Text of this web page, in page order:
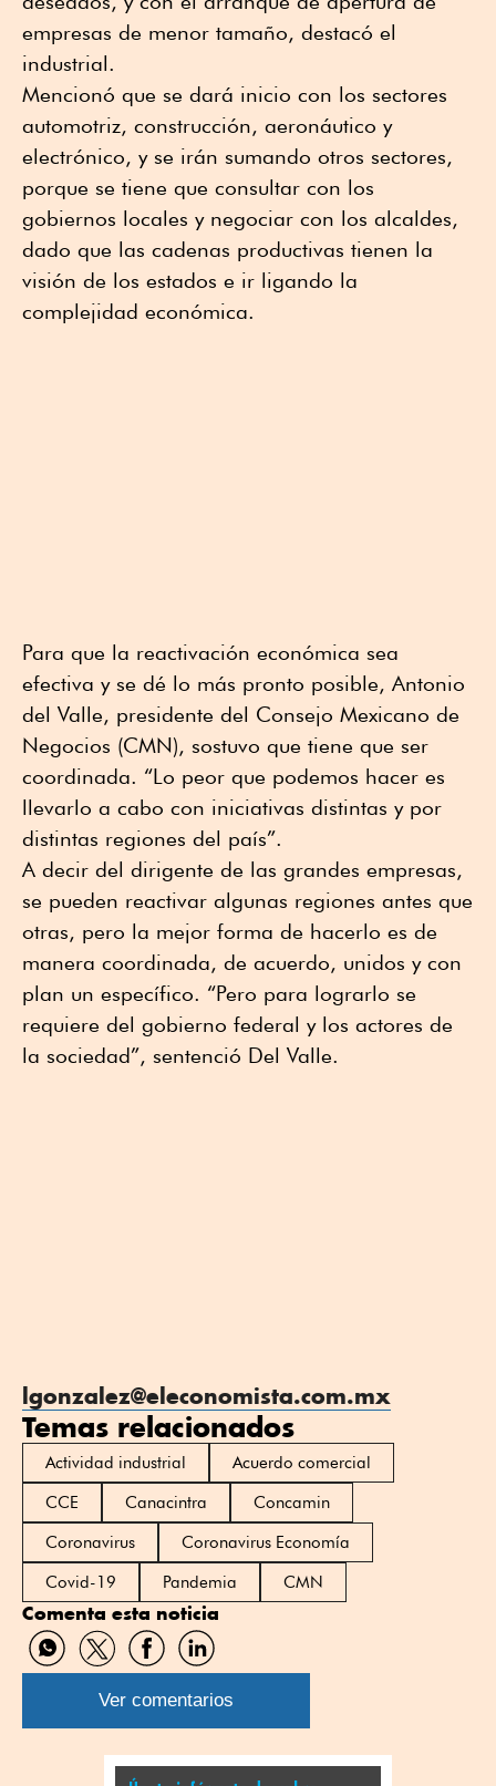
empresas de menor tamaño, destacó el
industrial.
Mencionó que se dará inicio con los sectores
automotriz, construcción, aeronáutico y
electrónico, y se irán sumando otros sectores,
porque se tiene que consultar con los
gobiernos locales y negociar con los alcaldes,
dado que las cadenas productivas tienen la
visión de los estados e ir ligando la
complejidad económica.
Para que la reactivación económica sea
efectiva y se dé lo más pronto posible, Antonio
del Valle, presidente del Consejo Mexicano de
Negocios (CMN), sostuvo que tiene que ser
coordinada. “Lo peor que podemos hacer es
llevarlo a cabo con iniciativas distintas y por
distintas regiones del país”.
A decir del dirigente de las grandes empresas,
se pueden reactivar algunas regiones antes que
otras, pero la mejor forma de hacerlo es de
manera coordinada, de acuerdo, unidos y con
plan un específico. “Pero para lograrlo se
requiere del gobierno federal y los actores de
la sociedad”, sentenció Del Valle.
lgonzalez@eleconomista.com.mx
Temas relacionados
Actividad industrial
Acuerdo comercial
CCE
Canacintra
Concamin
Coronavirus
Coronavirus Economía
Covid-19
Pandemia CMN
Comenta esta noticia
Compartir
por
WhatsApp
Compartir
por
Twitter
Compartir
por
Facebook
Compartir
por
Linkedin
Ver comentarios